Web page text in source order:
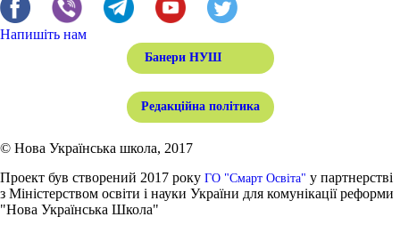
Напишіть нам
Банери НУШ
Редакційна політика
© Нова Українська школа, 2017
Проект був створений 2017 року ГО "Смарт Освіта" у партнерстві
з Міністерством освіти і науки України для комунікації реформи
"Нова Українська Школа"